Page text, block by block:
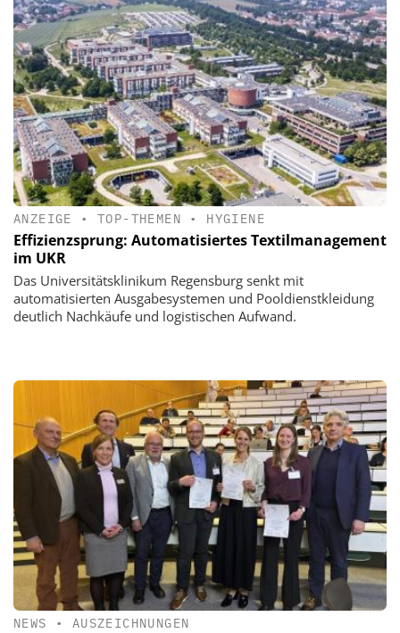
ANZEIGE •TOP-THEMEN • HYGIENE
Effizienzsprung: Automatisiertes Textilmanagement
im UKR
Das Universitätsklinikum Regensburg senkt mit
automatisierten Ausgabesystemen und Pooldienstkleidung
deutlich Nachkäufe und logistischen Aufwand.
NEWS • AUSZEICHNUNGEN